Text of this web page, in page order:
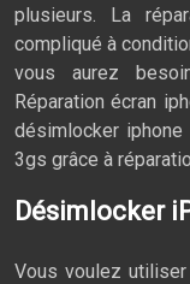
plusieurs. La
compliqué à
vous aurez
Réparation écran
désimlocker
3gs grâce à
Désimlocker
Vous voulez